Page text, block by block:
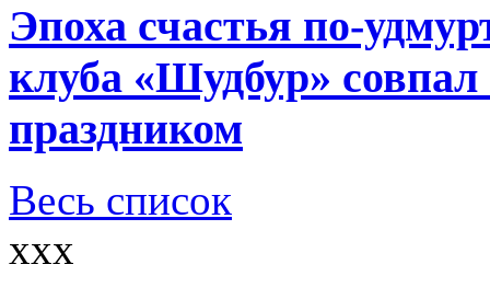
Эпоха счастья по-
клуба «Шудбур»
праздником
Весь список
xxx